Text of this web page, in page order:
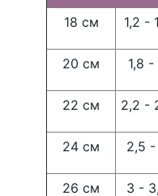
18 см 1,2 -
20 см 1,8 -
22 см 2,2 -
24 см 2,5 -
26 см 3 -